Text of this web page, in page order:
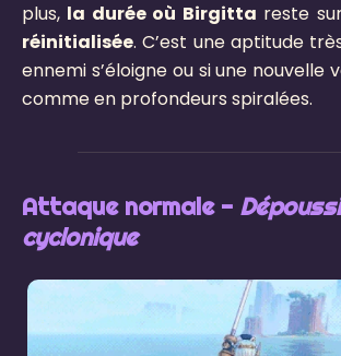
plus, la durée où Birgitta reste
réinitialisée. C’est une aptitude
ennemi s’éloigne ou si une nouvelle
comme en profondeurs spiralées.
Attaque normale -
cyclonique